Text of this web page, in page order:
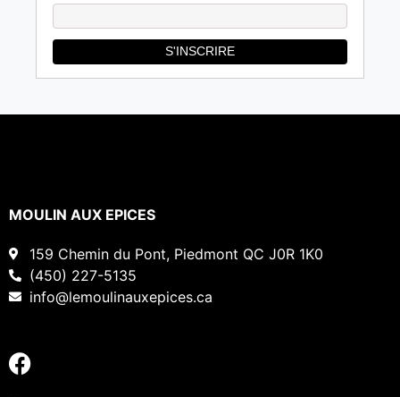
MOULIN AUX EPICES
159 Chemin du Pont, Piedmont QC J0R 1K0
(450) 227-5135
info@lemoulinauxepices.ca